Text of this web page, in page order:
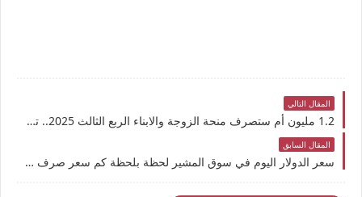
المقال التالي
1.2 مليون أم ستصرف منحة الزوجة والابناء الربع الثالث 2025.. تفاصيل صرف المنحة وموعد نزولها في بطاقات ايفاء
المقال السابق
سعر الدولار اليوم في سوق المشير لحظة بلحظة كم سعر صرف الدولار مقابل الدينار الليبي في السوق السوداء مدينة زليتن و طرابلس وبنغازي